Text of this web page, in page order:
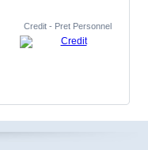
Credit - Pret Personnel